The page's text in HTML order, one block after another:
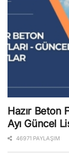
Hazır Beton
Ayı Güncel
46971 PAYLAŞIM